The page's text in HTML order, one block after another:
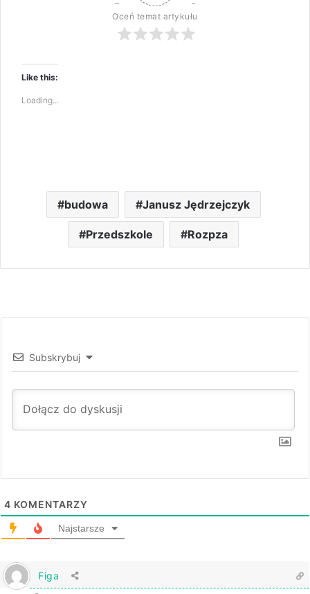
Oceń temat artykułu
Like this:
Loading...
budowa Janusz Jędrzejczyk
Przedszkole Rozpza
Subskrybuj
4 KOMENTARZY
Najstarsze
Figa